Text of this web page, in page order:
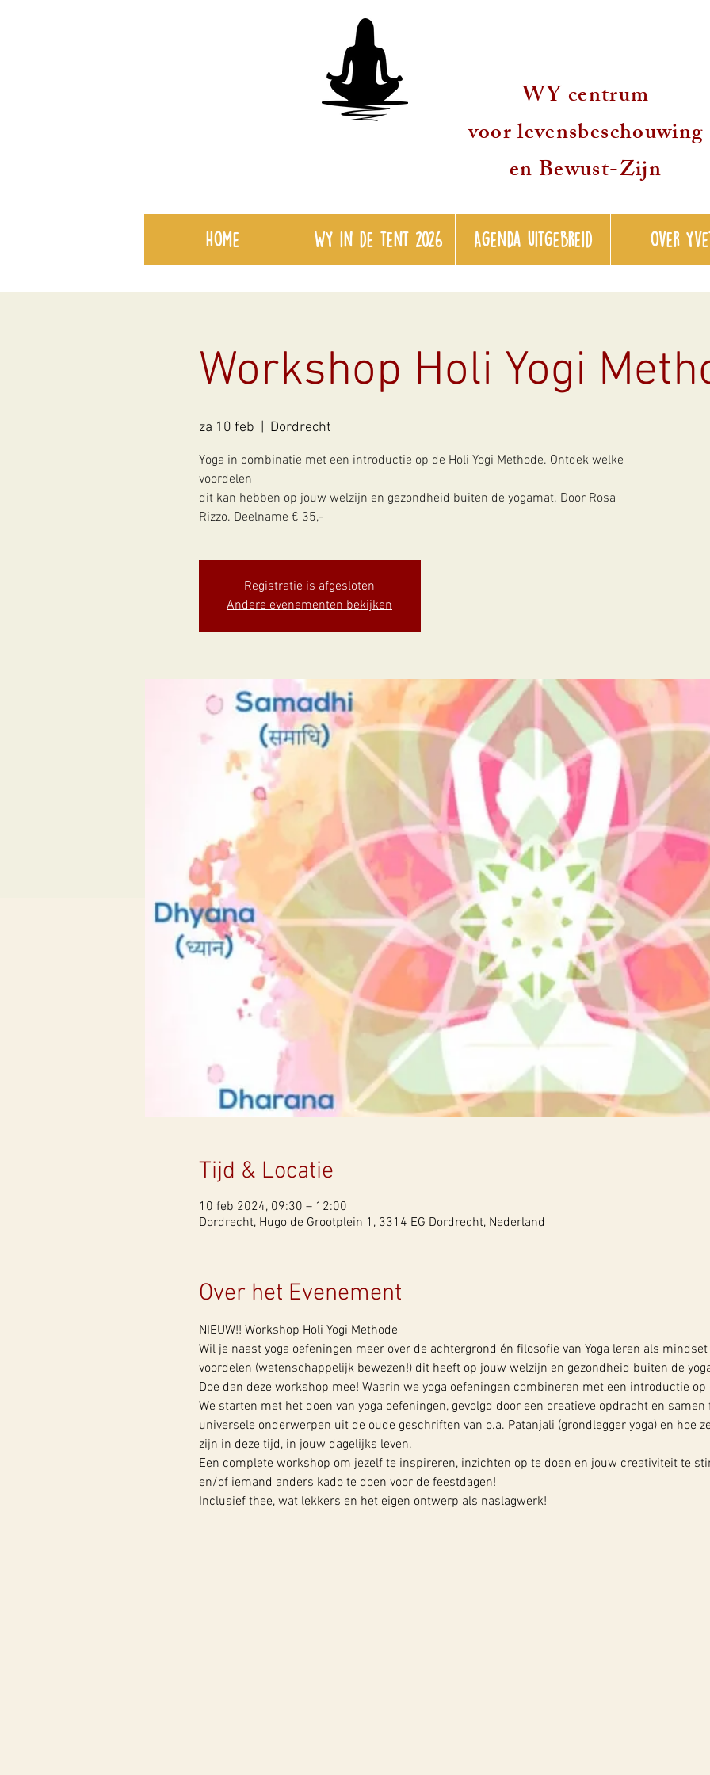
WY centrum
voor levensbeschouwing
en Bewust-Zijn
Home WY in de tent 2026 Agenda uitgebreid over
Workshop Holi Yogi
za 10 feb Dordrecht
Yoga in combinatie met een introductie op de Holi Yogi Methode. Ontdek welke
voordelen
dit kan hebben op jouw welzijn en gezondheid buiten de yogamat. Door Rosa
Rizzo. Deelname € 35,-
Registratie is afgesloten
Andere evenementen bekijken
Tijd & Locatie
10 feb 2024, 09:30 – 12:00
Dordrecht, Hugo de Grootplein 1, 3314 EG Dordrecht, Nederland
Over het Evenement
NIEUW!! Workshop Holi Yogi Methode
Wil je naast yoga oefeningen meer over de achtergrond én filosofie van Yoga leren als
voordelen (wetenschappelijk bewezen!) dit heeft op jouw welzijn en gezondheid buiten de
Doe dan deze workshop mee! Waarin we yoga oefeningen combineren met een introductie op
We starten met het doen van yoga oefeningen, gevolgd door een creatieve opdracht en
universele onderwerpen uit de oude geschriften van o.a. Patanjali (grondlegger yoga) en hoe
zijn in deze tijd, in jouw dagelijks leven.
Een complete workshop om jezelf te inspireren, inzichten op te doen en jouw creativiteit te
en/of iemand anders kado te doen voor de feestdagen!
Inclusief thee, wat lekkers en het eigen ontwerp als naslagwerk!